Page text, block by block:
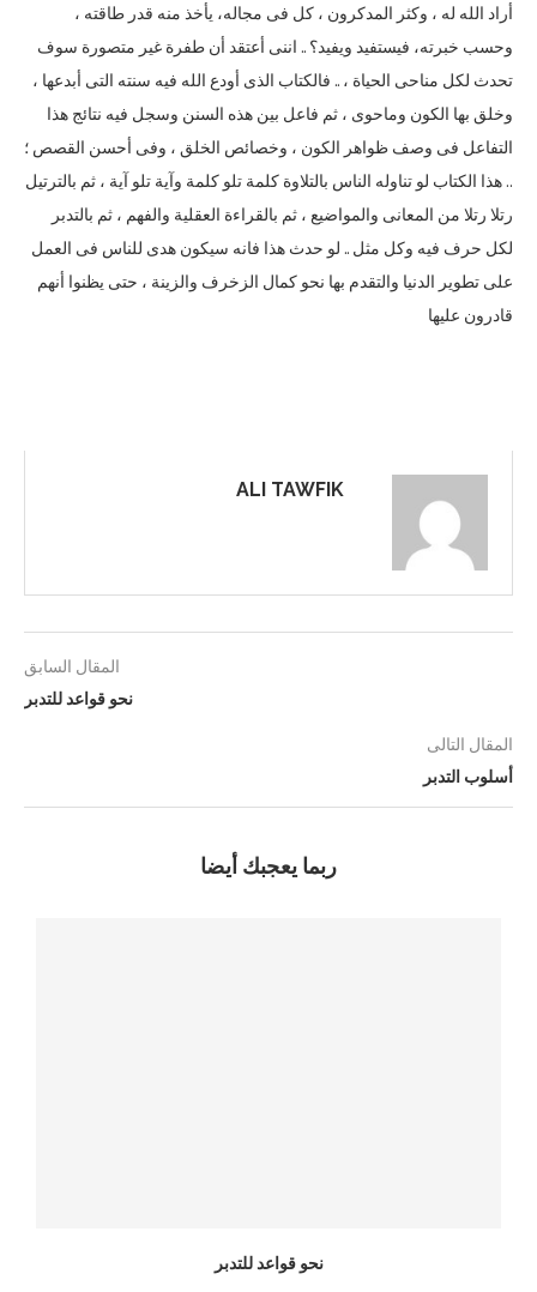
أراد الله له ، وكثر المدكرون ، كل فى مجاله، يأخذ منه قدر طاقته ،
وحسب خبرته، فيستفيد ويفيد؟ .. اننى أعتقد أن طفرة غير متصورة سوف
تحدث لكل مناحى الحياة ، .. فالكتاب الذى أودع الله فيه سنته التى أبدعها ،
وخلق بها الكون وماحوى ، ثم فاعل بين هذه السنن وسجل فيه نتائج هذا
التفاعل فى وصف ظواهر الكون ، وخصائص الخلق ، وفى أحسن القصص ؛
.. هذا الكتاب لو تناوله الناس بالتلاوة كلمة تلو كلمة وآية تلو آية ، ثم بالترتيل
رتلا رتلا من المعانى والمواضيع ، ثم بالقراءة العقلية والفهم ، ثم بالتدبر
لكل حرف فيه وكل مثل .. لو حدث هذا فانه سيكون هدى للناس فى العمل
على تطوير الدنيا والتقدم بها نحو كمال الزخرف والزينة ، حتى يظنوا أنهم
قادرون عليها
ALI TAWFIK
المقال السابق
نحو قواعد للتدبر
المقال التالى
أسلوب التدبر
ربما يعجبك أيضا
نحو قواعد للتدبر